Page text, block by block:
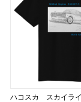
ハコスカ スカイラ